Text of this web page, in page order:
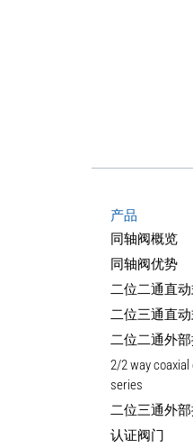
产品
同轴阀概览
同轴阀优势
二位二通直
二位三通直
二位二通外
2/2 way
series
二位三通外
认证阀门